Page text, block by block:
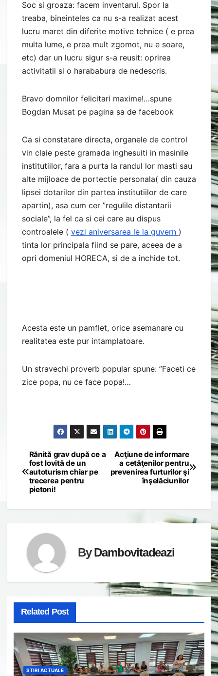
Soc si groaza: facem inventarul. Spor la
treaba, bineinteles ca nu s-a realizat acest
lucru maret din diferite motive tehnice ( e prea
multa lume, e prea mult zgomot, nu e soare,
etc) dar un lucru sigur s-a reusit: oprirea
activitatii si o harababura de nedescris.
Bravo domnilor felicitari maxime!…spune
Bogdan Musat pe pagina sa de facebook
Ca si constatare directa, organele de control
vin claie peste gramada inghesuiti in masinile
institutiilor, fara a purta la randul lor masti sau
alte mijloace de portectie personala( din cauza
lipsei dotarilor din partea institutiilor de care
apartin), asa cum cer ”regulile distantarii
sociale”, la fel ca si cei care au dispus
controalele ( vezi aniversarea le la guvern )
tinta lor principala fiind se pare, aceea de a
opri domeniul HORECA, si de a inchide tot.
Acesta este un pamflet, orice asemanare cu
realitatea este pur intamplatoare.
Un stravechi proverb popular spune: ”Faceti ce
zice popa, nu ce face popa!…
Post
navigation
Acţiune de informare
a cetăţenilor pentru
prevenirea furturilor şi
înşelăciunilor
Rănită grav după ce a
fost lovită de un
autoturism chiar pe
trecerea pentru
pietoni!
ByDambovitadeazi
Related Post
STIRI ACTUALE